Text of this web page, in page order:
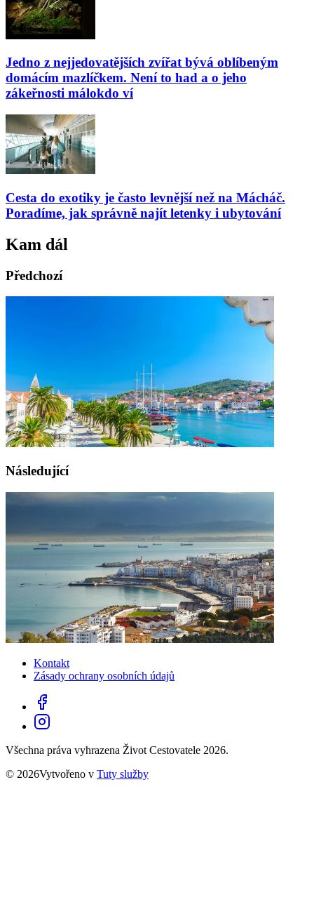
Jedno z nejjedovatějších zvířat bývá oblíbeným
domácím mazlíčkem. Není to had a o jeho
zákeřnosti málokdo ví
Cesta do exotiky je často levnější než na Mácháč.
Poradíme, jak správně najít letenky i ubytování
Kam dál
Předchozí
Následující
Kontakt
Zásady ochrany osobních údajů
Všechna práva vyhrazena Život Cestovatele 2026.
© 2026Vytvořeno v Tuty služby